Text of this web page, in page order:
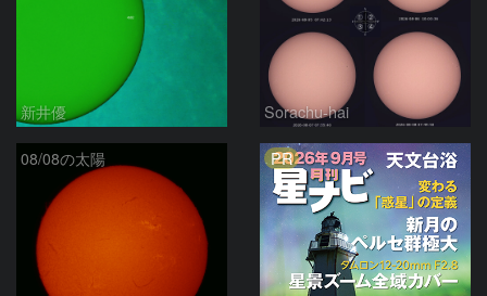
新井優 Sorachu-hai
08/08の太陽 PR